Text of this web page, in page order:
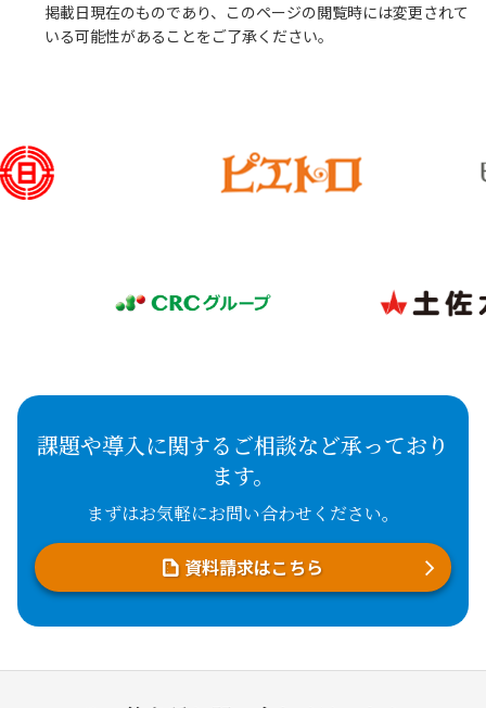
掲載日現在のものであり、このページの閲覧時には変更されて
いる可能性があることをご了承ください。
課題や導入に関するご相談など承っており
ます。
まずはお気軽にお問い合わせください。
資料請求はこちら